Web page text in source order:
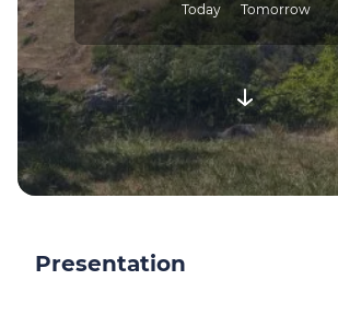
Today Tomorrow
Presentation